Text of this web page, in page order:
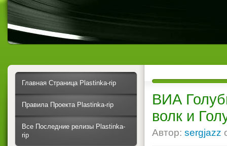
ВИА
волк и
Автор: sergjazz
Главная Страница Plastinka-rip
Правила Проекта Plastinka-rip
Все Последние релизы Plastinka-
rip